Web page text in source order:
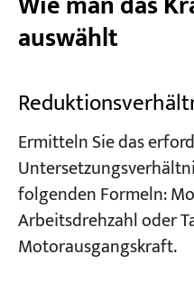
auswählt
Ermitteln Sie das
folgenden Formeln:
Arbeitsdrehzahl oder
Motorausgangskraft.